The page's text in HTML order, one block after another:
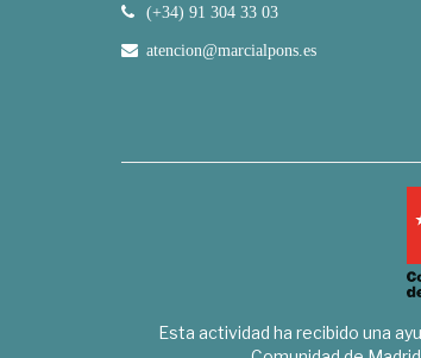
(+34) 91 304 33 03
atencion@marcialpons.es
Esta actividad ha recibido una